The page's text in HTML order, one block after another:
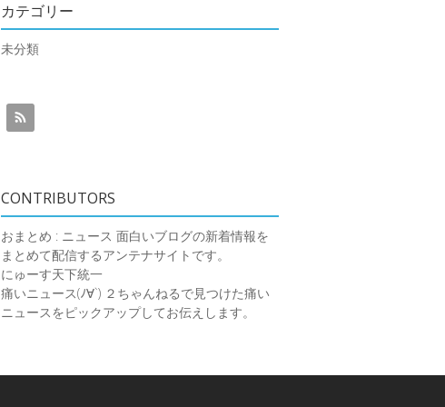
カテゴリー
未分類
CONTRIBUTORS
おまとめ : ニュース 面白いブログの新着情報を
まとめて配信するアンテナサイトです。
にゅーす天下統一
痛いニュース(ﾉ∀`) ２ちゃんねるで見つけた痛い
ニュースをピックアップしてお伝えします。